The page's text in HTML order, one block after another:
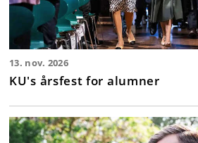
13. nov. 2026
KU's årsfest for alumner